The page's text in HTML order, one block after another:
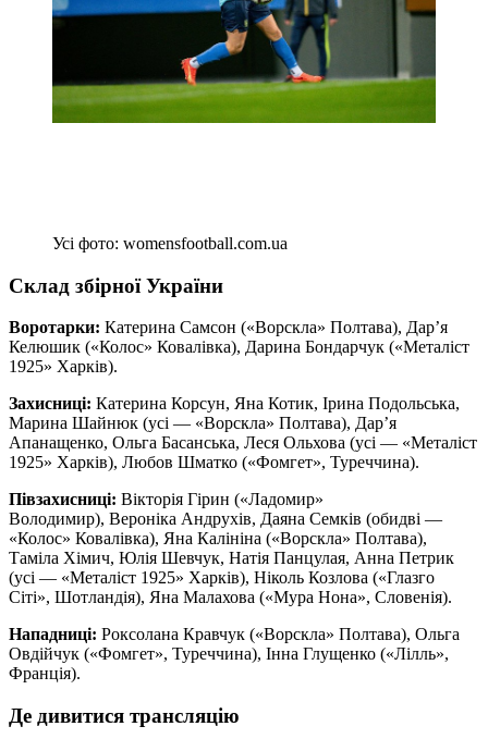
Усі фото: womensfootball.com.ua
Склад збірної України
Воротарки: Катерина Самсон («Ворскла» Полтава), Дар’я
Келюшик («Колос» Ковалівка), Дарина Бондарчук («Металіст
1925» Харків).
Захисниці: Катерина Корсун, Яна Котик, Ірина Подольська,
Марина Шайнюк (усі — «Ворскла» Полтава), Дар’я
Апанащенко, Ольга Басанська, Леся Ольхова (усі — «Металіст
1925» Харків), Любов Шматко («Фомгет», Туреччина).
Півзахисниці: Вікторія Гірин («Ладомир»
Володимир), Вероніка Андрухів, Даяна Семків (обидві —
«Колос» Ковалівка), Яна Калініна («Ворскла» Полтава),
Таміла Хімич, Юлія Шевчук, Натія Панцулая, Анна Петрик
(усі — «Металіст 1925» Харків), Ніколь Козлова («Глазго
Сіті», Шотландія), Яна Малахова («Мура Нона», Словенія).
Нападниці: Роксолана Кравчук («Ворскла» Полтава), Ольга
Овдійчук («Фомгет», Туреччина), Інна Глущенко («Лілль»,
Франція).
Де дивитися трансляцію